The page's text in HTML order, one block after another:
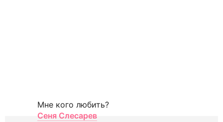
Мне кого любить?
Сеня Слесарев